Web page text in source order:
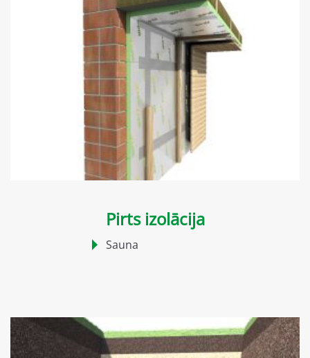
Pirts izolācija
Sauna